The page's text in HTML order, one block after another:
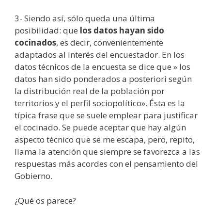
3- Siendo así, sólo queda una última
posibilidad: que los datos hayan sido
cocinados, es decir, convenientemente
adaptados al interés del encuestador. En los
datos técnicos de la encuesta se dice que » los
datos han sido ponderados a posteriori según
la distribución real de la población por
territorios y el perfil sociopolítico». Ésta es la
típica frase que se suele emplear para justificar
el cocinado. Se puede aceptar que hay algún
aspecto técnico que se me escapa, pero, repito,
llama la atención que siempre se favorezca a las
respuestas más acordes con el pensamiento del
Gobierno.
¿Qué os parece?